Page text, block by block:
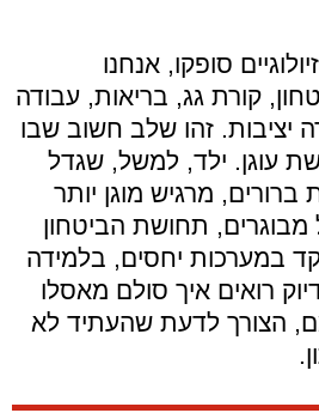
סופקו, אנחנו
קורת גג, בריאות, עבודה
יציבות. זהו שלב חשוב שבו
עוגן. ילד, למשל, שגדל
ברורים, מרגיש מוגן יותר
מבוגרים, תחושת הביטחון
במערכות יחסים, בלמידה
רואים איך סולם מאסלו
הצורך לדעת שהעתיד לא